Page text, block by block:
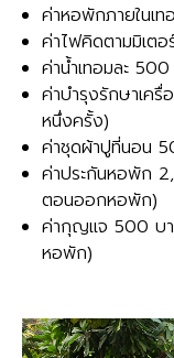
ค่าหอพักภายในเ
ค่าไฟคิดตามมิเต
ค่าน้ำเทอมละ
ค่าบำรุงรักษาเค
หนึ่งครั้ง)
ค่าชุดผ้าปูที่นอน
ค่าประกันหอพัก
ตอนออกหอพัก)
ค่ากุญแจ 500 บา
หอพัก)